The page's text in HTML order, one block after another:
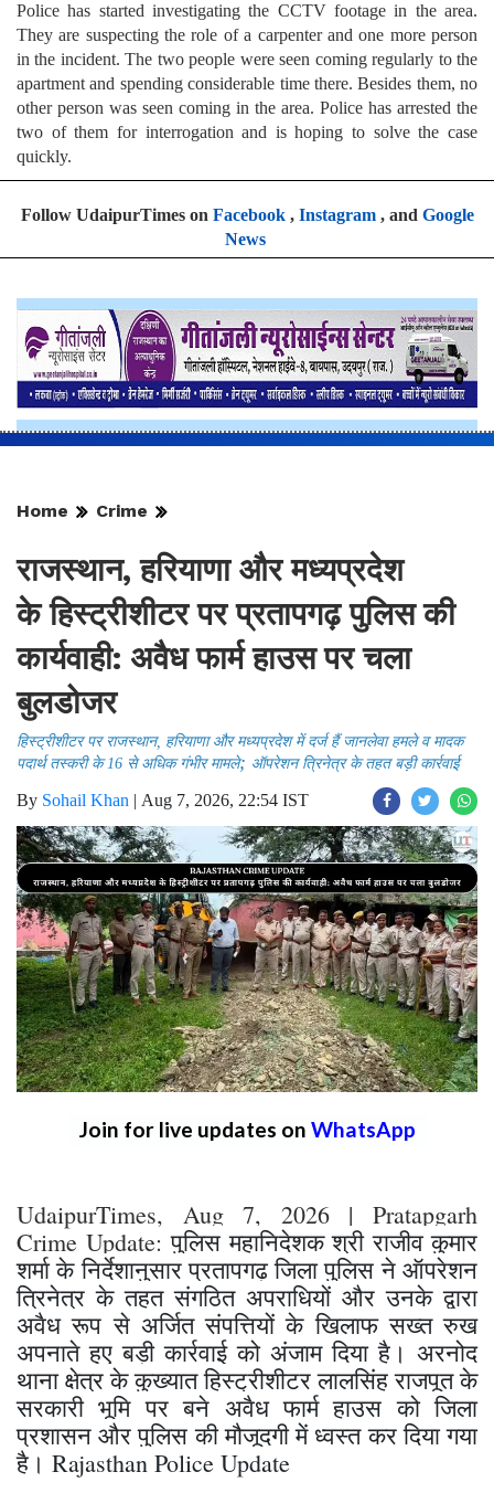
Police has started investigating the CCTV footage in the area.
They are suspecting the role of a carpenter and one more person
in the incident. The two people were seen coming regularly to the
apartment and spending considerable time there. Besides them, no
other person was seen coming in the area. Police has arrested the
two of them for interrogation and is hoping to solve the case
quickly.
Follow UdaipurTimes on Facebook, Instagram, and Google
News
Home Crime
राजस्थान, हरियाणा और मध्यप्रदेश
के हिस्ट्रीशीटर पर प्रतापगढ़ पुलिस की
कार्यवाही: अवैध फार्म हाउस पर चला
बुलडोजर
हिस्ट्रीशीटर पर ​राजस्थान, हरियाणा और मध्यप्रदेश में दर्ज हैं जानलेवा हमले व मादक
पदार्थ तस्करी के 16 से अधिक गंभीर मामले; ऑपरेशन त्रिनेत्र के तहत बड़ी कार्रवाई
By Sohail Khan | Aug 7, 2026, 22:54 IST
Join for live updates on WhatsApp
UdaipurTimes, Aug 7, 2026 | Pratapgarh
Crime Update:पुलिस महानिदेशक श्री राजीव कुमार
शर्मा के निर्देशानुसार ​प्रतापगढ़ जिला पुलिस ने ऑपरेशन
त्रिनेत्र के तहत संगठित अपराधियों और उनके द्वारा
अवैध रूप से अर्जित संपत्तियों के खिलाफ सख्त रुख
अपनाते हुए बड़ी कार्रवाई को अंजाम दिया है। अरनोद
थाना क्षेत्र के कुख्यात हिस्ट्रीशीटर लालसिंह राजपूत के
सरकारी भूमि पर बने अवैध फार्म हाउस को जिला
प्रशासन और पुलिस की मौजूदगी में ध्वस्त कर दिया गया
है। Rajasthan Police Update